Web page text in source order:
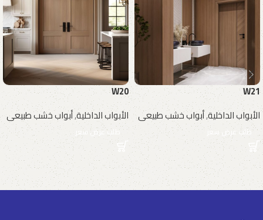
W21
الأبواب الداخلية,أبواب خشب طبيعى
طلب عرض سعر
W20
الأبواب الداخلية,أبواب خشب طبيعى
طلب عرض سعر